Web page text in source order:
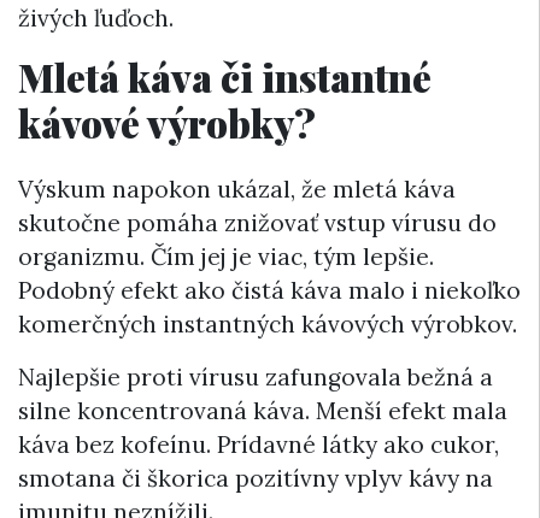
živých ľuďoch.
Mletá káva či instantné
kávové výrobky?
Výskum napokon ukázal, že mletá káva
skutočne pomáha znižovať vstup vírusu do
organizmu. Čím jej je viac, tým lepšie.
Podobný efekt ako čistá káva malo i niekoľko
komerčných instantných kávových výrobkov.
Najlepšie proti vírusu zafungovala bežná a
silne koncentrovaná káva. Menší efekt mala
káva bez kofeínu. Prídavné látky ako cukor,
smotana či škorica pozitívny vplyv kávy na
imunitu neznížili.